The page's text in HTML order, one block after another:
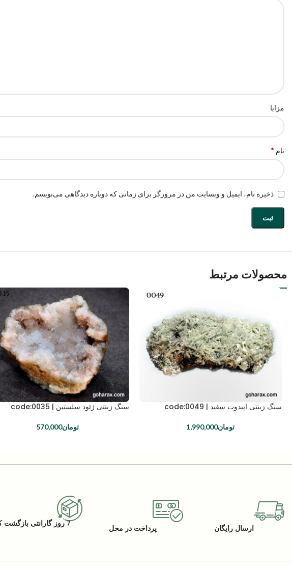
مزایا
نام *
ذخیره نام، ایمیل و وبسایت من در مرورگر برای زمانی که دوباره دیدگاهی می‌نویسم.
محصولات مرتبط
سنگ زینتی اپیدوت سفید | code:0049
تومان1,990,000
سنگ زینتی ژئود سلستین | code:0035
تومان570,000
ارسال رایگان پرداخت در محل
7 روز گارانتی بازگشت کالا